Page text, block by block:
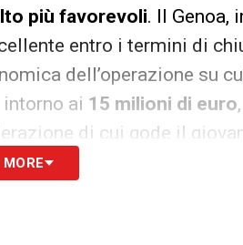
più favorevoli. Il Genoa,
entro i termini di
dell’operazione su
ai 15 milioni di euro
di cui gode il
e il nodo Cabal